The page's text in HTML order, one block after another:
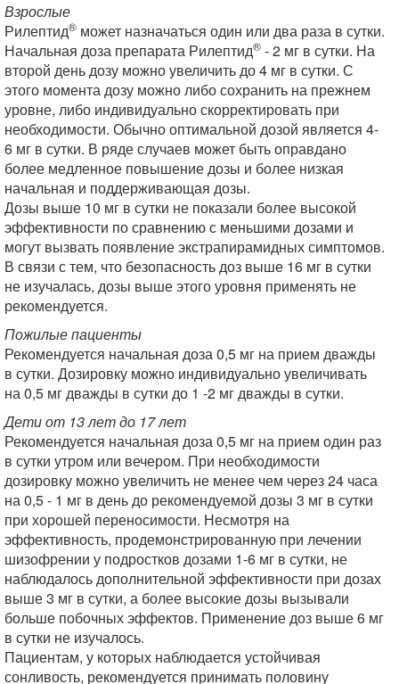
Взрослые
Рилептид® может назначаться один или два раза в сутки.
Начальная доза препарата Рилептид® - 2 мг в сутки. На
второй день дозу можно увеличить до 4 мг в сутки. С
этого момента дозу можно либо сохранить на прежнем
уровне, либо индивидуально скорректировать при
необходимости. Обычно оптимальной дозой является 4-
6 мг в сутки. В ряде случаев может быть оправдано
более медленное повышение дозы и более низкая
начальная и поддерживающая дозы.
Дозы выше 10 мг в сутки не показали более высокой
эффективности по сравнению с меньшими дозами и
могут вызвать появление экстрапирамидных симптомов.
В связи с тем, что безопасность доз выше 16 мг в сутки
не изучалась, дозы выше этого уровня применять не
рекомендуется.
Пожилые пациенты
Рекомендуется начальная доза 0,5 мг на прием дважды
в сутки. Дозировку можно индивидуально увеличивать
на 0,5 мг дважды в сутки до 1 -2 мг дважды в сутки.
Дети от 13 лет до 17 лет
Рекомендуется начальная доза 0,5 мг на прием один раз
в сутки утром или вечером. При необходимости
дозировку можно увеличить не менее чем через 24 часа
на 0,5 - 1 мг в день до рекомендуемой дозы 3 мг в сутки
при хорошей переносимости. Несмотря на
эффективность, продемонстрированную при лечении
шизофрении у подростков дозами 1-6 мг в сутки, не
наблюдалось дополнительной эффективности при дозах
выше 3 мг в сутки, а более высокие дозы вызывали
больше побочных эффектов. Применение доз выше 6 мг
в сутки не изучалось.
Пациентам, у которых наблюдается устойчивая
сонливость, рекомендуется принимать половину